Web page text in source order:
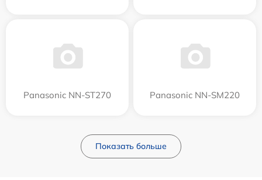
Panasonic NN-ST270 Panasonic NN-SM220
Показать больше